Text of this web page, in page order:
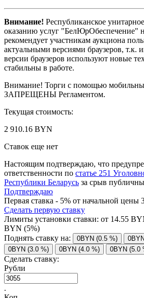
Внимание! Республиканское
оказанию услуг "БелЮрОбеспечение"
рекомендует участникам аукциона
актуальными версиями браузеров, т.к.
версии браузеров используют новые
стабильны в работе.
Внимание! Торги с помощью
ЗАПРЕЩЕНЫ Регламентом.
Текущая стоимость:
2 910.16 BYN
Ставок еще нет
Настоящим подтверждаю, что
ответственности по статье 251
Республики Беларусь за срыв
Подтверждаю
Первая ставка - 5% от начальной цены
Сделать первую ставку
Лимиты установки ставки: от 14.55
BYN (5%)
Поднять ставку на:
0BYN (0.5 %)
0BYN (3.0 %)
0BYN (4.0 %) 0BYN (5.0
Сделать ставку:
Рубли
.